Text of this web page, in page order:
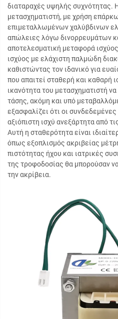
διαταραχές υψηλής συχνότητας.
μετασχηματιστή, με χρήση
επιμεταλλωμένων χαλύβδινων
απώλειες λόγω δινορρευμάτων
αποτελεσματική μεταφορά
ισχύος με ελάχιστη παλμώδη
καθιστώντας τον ιδανικό για
που απαιτεί σταθερή και καθαρή
ικανότητα του μετασχηματιστή
τάσης, ακόμη και υπό
εξασφαλίζει ότι οι
αξιόπιστη ισχύ ανεξάρτητα από
Αυτή η σταθερότητα είναι
όπως εξοπλισμός ακριβείας
πιστότητας ήχου και ιατρικές
της τροφοδοσίας θα μπορούσαν
την ακρίβεια.